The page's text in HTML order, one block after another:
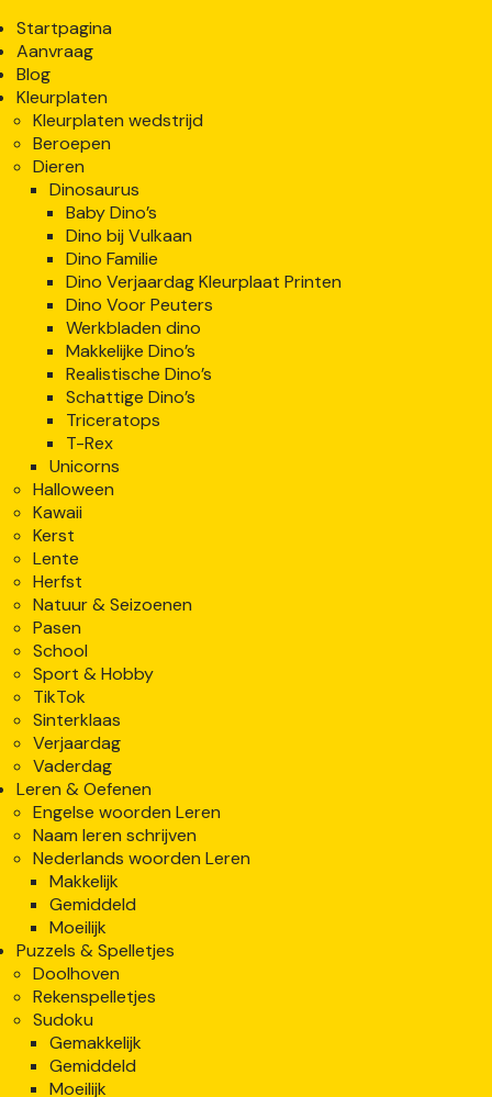
Startpagina
Aanvraag
Blog
Kleurplaten
Kleurplaten wedstrijd
Beroepen
Dieren
Dinosaurus
Baby Dino’s
Dino bij Vulkaan
Dino Familie
Dino Verjaardag Kleurplaat Printen
Dino Voor Peuters
Werkbladen dino
Makkelijke Dino’s
Realistische Dino’s
Schattige Dino’s
Triceratops
T-Rex
Unicorns
Halloween
Kawaii
Kerst
Lente
Herfst
Natuur & Seizoenen
Pasen
School
Sport & Hobby
TikTok
Sinterklaas
Verjaardag
Vaderdag
Leren & Oefenen
Engelse woorden Leren
Naam leren schrijven
Nederlands woorden Leren
Makkelijk
Gemiddeld
Moeilijk
Puzzels & Spelletjes
Doolhoven
Rekenspelletjes
Sudoku
Gemakkelijk
Gemiddeld
Moeilijk